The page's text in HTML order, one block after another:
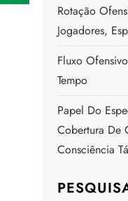
Rotação
Jogadores,
Fluxo
Tempo
Papel Do
Cobertura De
Consciência